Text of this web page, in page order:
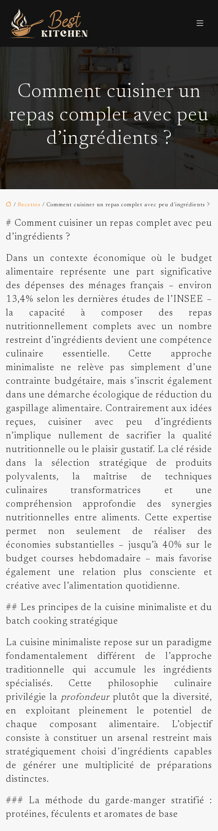
Comment cuisiner un
repas complet avec peu
d’ingrédients ?
/ Recettes / Comment cuisiner un repas complet avec peu d’ingrédients ?
# Comment cuisiner un repas complet avec peu
d’ingrédients ?
Dans un contexte économique où le budget
alimentaire représente une part significative
des dépenses des ménages français – environ
13,4% selon les dernières études de l’INSEE –
la capacité à composer des repas
nutritionnellement complets avec un nombre
restreint d’ingrédients devient une compétence
culinaire essentielle. Cette approche
minimaliste ne relève pas simplement d’une
contrainte budgétaire, mais s’inscrit également
dans une démarche écologique de réduction du
gaspillage alimentaire. Contrairement aux idées
reçues, cuisiner avec peu d’ingrédients
n’implique nullement de sacrifier la qualité
nutritionnelle ou le plaisir gustatif. La clé réside
dans la sélection stratégique de produits
polyvalents, la maîtrise de techniques
culinaires transformatrices et une
compréhension approfondie des synergies
nutritionnelles entre aliments. Cette expertise
permet non seulement de réaliser des
économies substantielles – jusqu’à 40% sur le
budget courses hebdomadaire – mais favorise
également une relation plus consciente et
créative avec l’alimentation quotidienne.
## Les principes de la cuisine minimaliste et du
batch cooking stratégique
La cuisine minimaliste repose sur un paradigme
fondamentalement différent de l’approche
traditionnelle qui accumule les ingrédients
spécialisés. Cette philosophie culinaire
privilégie la profondeurplutôt que la diversité,
en exploitant pleinement le potentiel de
chaque composant alimentaire. L’objectif
consiste à constituer un arsenal restreint mais
stratégiquement choisi d’ingrédients capables
de générer une multiplicité de préparations
distinctes.
### La méthode du garde-manger stratifié :
protéines, féculents et aromates de base